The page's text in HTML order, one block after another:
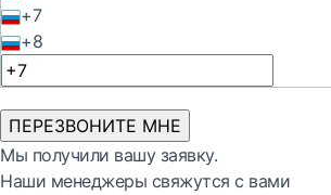
+7
+8
ПЕРЕЗВОНИТЕ МНЕ
Мы получили вашу заявку.
Наши менеджеры свяжутся с вами